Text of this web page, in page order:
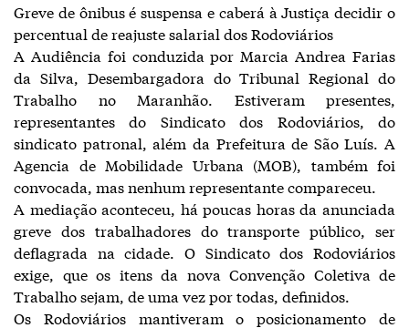
Greve de ônibus é suspensa e caberá à Justiça decidir o
percentual de reajuste salarial dos Rodoviários
A Audiência foi conduzida por Marcia Andrea Farias
da Silva, Desembargadora do Tribunal Regional do
Trabalho no Maranhão. Estiveram presentes,
representantes do Sindicato dos Rodoviários, do
sindicato patronal, além da Prefeitura de São Luís. A
Agencia de Mobilidade Urbana (MOB), também foi
convocada, mas nenhum representante compareceu.
A mediação aconteceu, há poucas horas da anunciada
greve dos trabalhadores do transporte público, ser
deflagrada na cidade. O Sindicato dos Rodoviários
exige, que os itens da nova Convenção Coletiva de
Trabalho sejam, de uma vez por todas, definidos.
Os Rodoviários mantiveram o posicionamento de